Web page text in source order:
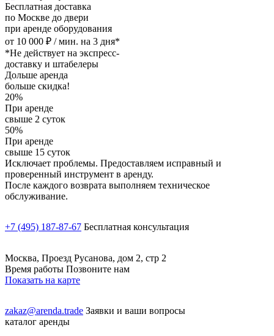
Бесплатная доставка
по Москве до двери
при аренде оборудования
от 10 000 ₽ / мин. на 3 дня*
*Не действует на экспресс-
доставку и штабелеры
Дольше аренда
больше скидка!
20%
При аренде
свыше 2 суток
50%
При аренде
свыше 15 суток
Исключает проблемы. Предоставляем исправный и
проверенный инструмент в аренду.
После каждого возврата выполняем техническое
обслуживание.
+7 (495) 187-87-67 Бесплатная консультация
Москва, Проезд Русанова, дом 2, стр 2
Время работы Позвоните нам
Показать на карте
zakaz@arenda.trade Заявки и ваши вопросы
каталог аренды